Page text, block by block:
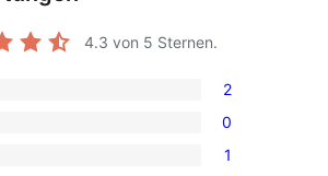
4.3 von 5 Sternen.
2
0
1